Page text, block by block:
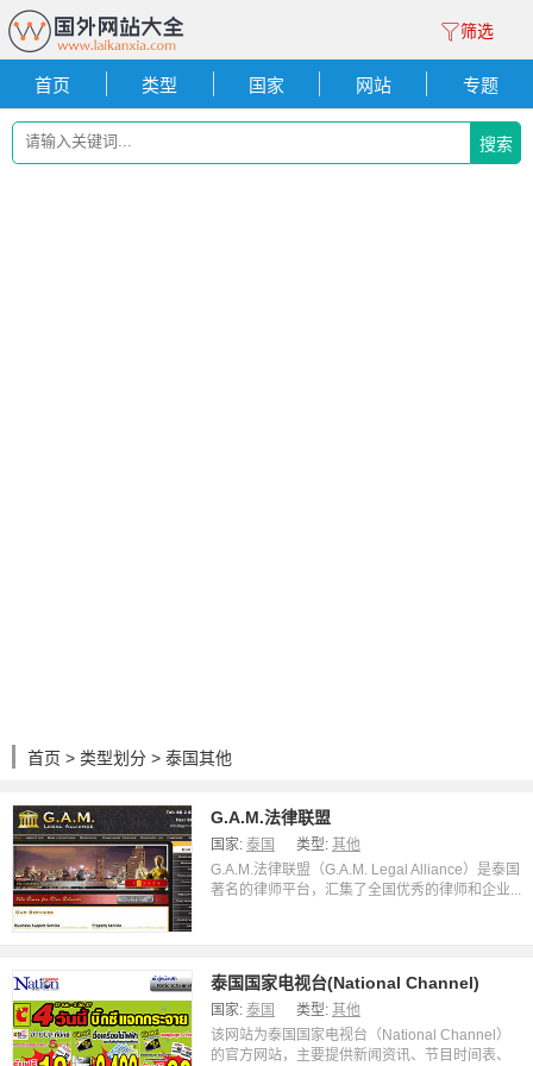
筛选
首页 类型 国家 网站 专题
搜索
首页 > 类型划分 > 泰国其他
G.A.M.法律联盟
国家: 泰国 类型: 其他
G.A.M.法律联盟（G.A.M. Legal Alliance）是泰国
著名的律师平台，汇集了全国优秀的律师和企业...
泰国国家电视台(National Channel)
国家: 泰国 类型: 其他
该网站为泰国国家电视台（National Channel）
的官方网站，主要提供新闻资讯、节目时间表、